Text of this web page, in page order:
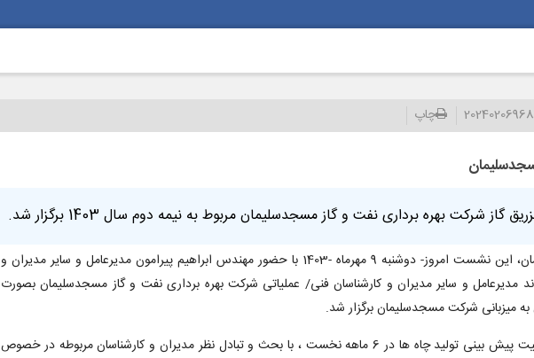
چاپ
بهره برداری نفت و گاز مسجدسلیمان مربوط به نیمه دوم سال 1403 برگزار شد.
به گزارش شیرین خبر از روابط عمومی شرکت بهره برداری نفت و گاز مسجدسلیمان، این نشست امروز- دوشنبه 9 مهرماه -1403 با حضور مهندس ابراهیم پیرامون مدیرعامل و سایر مدیران و
مدیرعامل و سایر مدیران و کارشناسان فنی/ عملیاتی شرکت بهره برداری نفت و گاز مسجدسلیمان بصورت
میزبانی شرکت مسجدسلیمان برگزار شد.
در این جلسه مفصل که بیش از 6 ساعت به طول انجامید، ضمن بررسی وضعیت پیش بینی تولید چاه ها در 6 ماهه نخست ، با بحث و تبادل نظر مدیران و کارشناسان مربوطه در خصوص